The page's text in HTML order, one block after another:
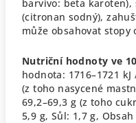
barvivo: beta
(citronan sodný),
může obsahovat
Nutriční hodnoty ve
hodnota: 1716–1721
(z toho nasycené
69,2–69,3 g (z toho
5,9 g, Sůl: 1,7 g,